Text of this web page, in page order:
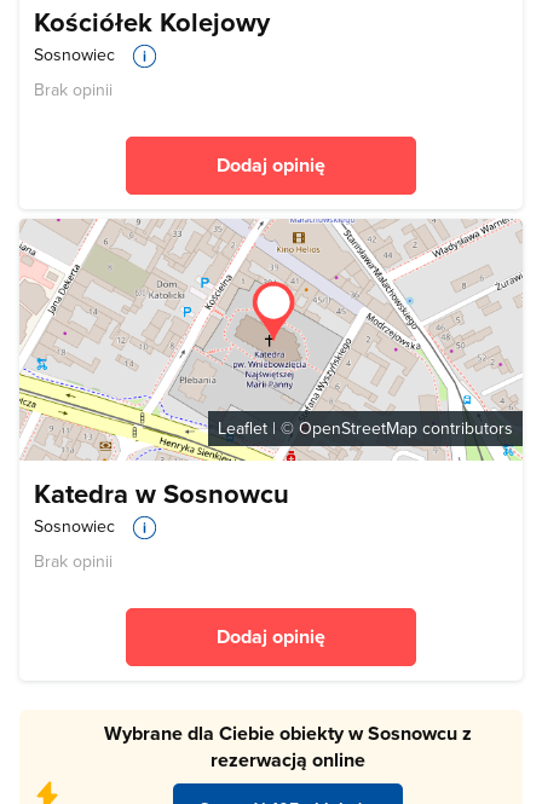
Kościółek Kolejowy
Sosnowiec
Brak opinii
Dodaj opinię
Leaflet | © OpenStreetMap contributors
Katedra w Sosnowcu
Sosnowiec
Brak opinii
Dodaj opinię
Wybrane dla Ciebie obiekty w Sosnowcu z
rezerwacją online